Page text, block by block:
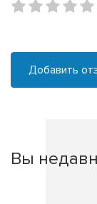
Добавить
Вы